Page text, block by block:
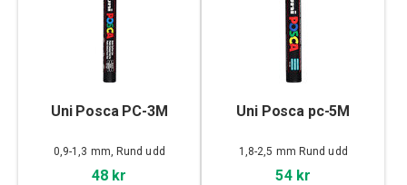
Uni Posca PC-3M
0,9-1,3 mm, Rund udd
48 kr
Uni Posca pc-5M
1,8-2,5 mm Rund udd
54 kr